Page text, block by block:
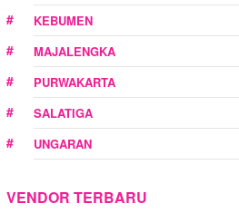
KEBUMEN
MAJALENGKA
PURWAKARTA
SALATIGA
UNGARAN
VENDOR TERBARU